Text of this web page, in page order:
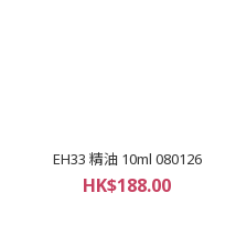
EH33 精油 10ml 080126
HK$188.00